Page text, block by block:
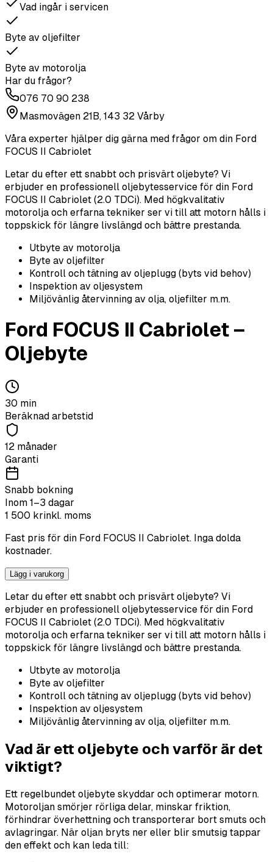
Vad ingår i servicen
Byte av oljefilter
Byte av motorolja
Har du frågor?
076 70 90 238
Masmovägen 21B, 143 32 Vårby
Våra experter hjälper dig gärna med frågor om din Ford
FOCUS II Cabriolet
Letar du efter ett snabbt och prisvärt oljebyte? Vi
erbjuder en professionell oljebytesservice för din Ford
FOCUS II Cabriolet (2.0 TDCi). Med högkvalitativ
motorolja och erfarna tekniker ser vi till att motorn hålls i
toppskick för längre livslängd och bättre prestanda.
Utbyte av motorolja
Byte av oljefilter
Kontroll och tätning av oljeplugg (byts vid behov)
Inspektion av oljesystem
Miljövänlig återvinning av olja, oljefilter m.m.
Ford FOCUS II Cabriolet –
Oljebyte
30 min
Beräknad arbetstid
12 månader
Garanti
Snabb bokning
Inom 1–3 dagar
1 500 krinkl. moms
Fast pris för din Ford FOCUS II Cabriolet. Inga dolda
kostnader.
Lägg i varukorg
Letar du efter ett snabbt och prisvärt oljebyte? Vi
erbjuder en professionell oljebytesservice för din Ford
FOCUS II Cabriolet (2.0 TDCi). Med högkvalitativ
motorolja och erfarna tekniker ser vi till att motorn hålls i
toppskick för längre livslängd och bättre prestanda.
Utbyte av motorolja
Byte av oljefilter
Kontroll och tätning av oljeplugg (byts vid behov)
Inspektion av oljesystem
Miljövänlig återvinning av olja, oljefilter m.m.
Vad är ett oljebyte och varför är det
viktigt?
Ett regelbundet oljebyte skyddar och optimerar motorn.
Motoroljan smörjer rörliga delar, minskar friktion,
förhindrar överhettning och transporterar bort smuts och
avlagringar. När oljan bryts ner eller blir smutsig tappar
den effekt och kan leda till: